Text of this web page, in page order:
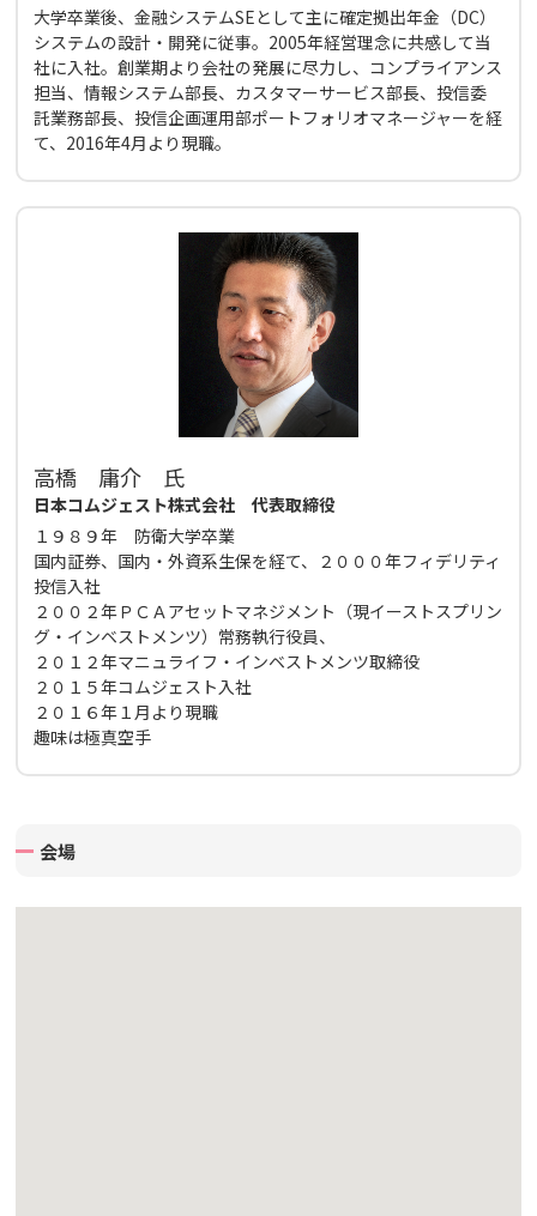
大学卒業後、金融システムSEとして主に確定拠出年金（DC）
システムの設計・開発に従事。2005年経営理念に共感して当
社に入社。創業期より会社の発展に尽力し、コンプライアンス
担当、情報システム部長、カスタマーサービス部長、投信委
託業務部長、投信企画運用部ポートフォリオマネージャーを経
て、2016年4月より現職。
高橋 庸介 氏
日本コムジェスト株式会社 代表取締役
１９８９年 防衛大学卒業
国内証券、国内・外資系生保を経て、２０００年フィデリティ
投信入社
２００２年ＰＣＡアセットマネジメント（現イーストスプリン
グ・インベストメンツ）常務執行役員、
２０１２年マニュライフ・インベストメンツ取締役
２０１５年コムジェスト入社
２０１６年１月より現職
趣味は極真空手
会場